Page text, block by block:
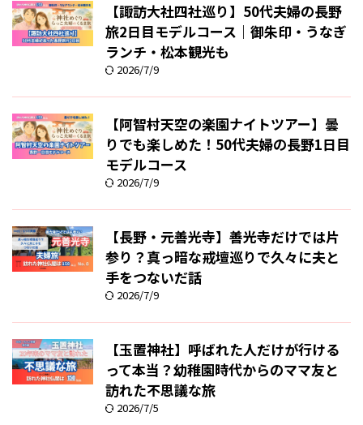
【諏訪大社四社巡り】50代夫婦の長野
旅2日目モデルコース｜御朱印・うなぎ
ランチ・松本観光も
2026/7/9
【阿智村天空の楽園ナイトツアー】曇
りでも楽しめた！50代夫婦の長野1日目
モデルコース
2026/7/9
【長野・元善光寺】善光寺だけでは片
参り？真っ暗な戒壇巡りで久々に夫と
手をつないだ話
2026/7/9
【玉置神社】呼ばれた人だけが行ける
って本当？幼稚園時代からのママ友と
訪れた不思議な旅
2026/7/5